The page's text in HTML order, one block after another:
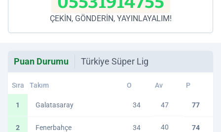
ÇEKİN, GÖNDERİN, YAYINLAYALIM!
Puan Durumu Türkiye Süper Lig
Sıra Takım O Av P
1 Galatasaray 34 47 77
2 Fenerbahçe 34 40 74